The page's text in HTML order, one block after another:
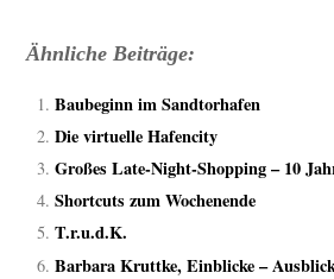
Ähnliche Beiträge:
Baubeginn im Sandtorhafen
Die virtuelle Hafencity
Großes Late-Night-Shopping – 10
Shortcuts zum Wochenende
T.r.u.d.K.
Barbara Kruttke, Einblicke –